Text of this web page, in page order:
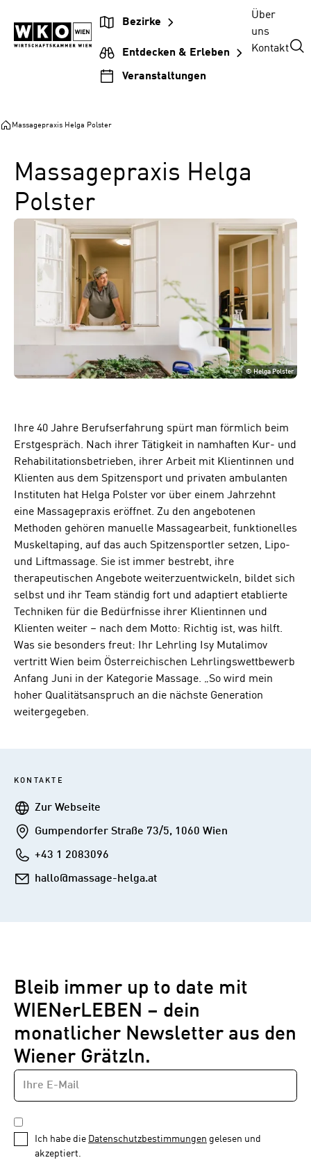
Inhalt
springen
Hauptnavigation
springen
Footer
springen
Bezirke
Entdecken & Erleben
Veranstaltungen
Über
uns
Kontakt
Massagepraxis Helga Polster
Massagepraxis Helga
Polster
©Helga Polster
Ihre 40 Jahre Berufserfahrung spürt man förmlich beim
Erstgespräch. Nach ihrer Tätigkeit in namhaften Kur- und
Rehabilitationsbetrieben, ihrer Arbeit mit Klientinnen und
Klienten aus dem Spitzensport und privaten ambulanten
Instituten hat Helga Polster vor über einem Jahrzehnt
eine Massagepraxis eröffnet. Zu den angebotenen
Methoden gehören manuelle Massagearbeit, funktionelles
Muskeltaping, auf das auch Spitzensportler setzen, Lipo-
und Liftmassage. Sie ist immer bestrebt, ihre
therapeutischen Angebote weiterzuentwickeln, bildet sich
selbst und ihr Team ständig fort und adaptiert etablierte
Techniken für die Bedürfnisse ihrer Klientinnen und
Klienten weiter – nach dem Motto: Richtig ist, was hilft.
Was sie besonders freut: Ihr Lehrling Isy Mutalimov
vertritt Wien beim Österreichischen Lehrlingswettbewerb
Anfang Juni in der Kategorie Massage. „So wird mein
hoher Qualitätsanspruch an die nächste Generation
weitergegeben.
KONTAKTE
WebseiteZur Webseite
Addresse
Gumpendorfer Straße 73/5, 1060 Wien
Telefon+43 1 2083096
E-
hallo@massage-helga.at
Bleib immer up to date mit
WIENerLEBEN – dein
monatlicher Newsletter aus den
Wiener Grätzln.
Newsletter
1
von
E-
MAIL-
ADRESSE
DATENSCHUTZBESTIMMUNGEN
*
Ich habe die Datenschutzbestimmungen gelesen und
akzeptiert.